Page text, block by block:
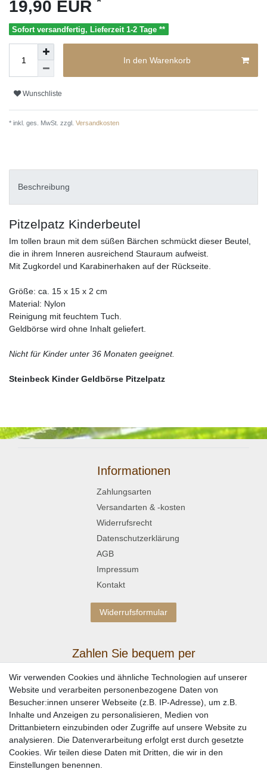
19,90 EUR
Sofort versandfertig, Lieferzeit 1-2 Tage **
In den Warenkorb
Wunschliste
* inkl. ges. MwSt. zzgl. Versandkosten
Beschreibung
Pitzelpatz Kinderbeutel
Im tollen braun mit dem süßen Bärchen schmückt dieser Beutel,
die in ihrem Inneren ausreichend Stauraum aufweist.
Mit Zugkordel und Karabinerhaken auf der Rückseite.
Größe: ca. 15 x 15 x 2 cm
Material: Nylon
Reinigung mit feuchtem Tuch.
Geldbörse wird ohne Inhalt geliefert.
Nicht für Kinder unter 36 Monaten geeignet.
Steinbeck Kinder Geldbörse Pitzelpatz
Informationen
Zahlungsarten
Versandarten & -kosten
Widerrufsrecht
Datenschutzerklärung
AGB
Impressum
Kontakt
Widerrufsformular
Zahlen Sie bequem per
Wir verwenden Cookies und ähnliche Technologien auf unserer
Website und verarbeiten personenbezogene Daten von
Besucher:innen unserer Webseite (z.B. IP-Adresse), um z.B.
Inhalte und Anzeigen zu personalisieren, Medien von
Drittanbietern einzubinden oder Zugriffe auf unsere Website zu
analysieren. Die Datenverarbeitung erfolgt erst durch gesetzte
Cookies. Wir teilen diese Daten mit Dritten, die wir in den
Einstellungen benennen.